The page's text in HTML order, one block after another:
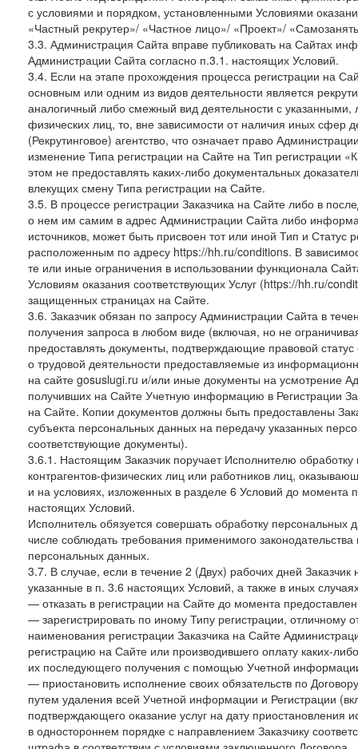
с условиями и порядком, установленными Условиями
«Частный рекрутер»/ «Частное лицо»/ «Проект»/
3.3. Администрация Сайта вправе публиковать на Сайтах
Администрации Сайта согласно п.3.1. настоящих Условий.
3.4. Если на этапе прохождения процесса регистрации на
основным или одним из видов деятельности является
аналогичный либо смежный вид деятельности с
физических лиц, то, вне зависимости от наличия иных сфер
(Рекрутинговое) агентство, что означает право
изменение Типа регистрации на Сайте на Тип регистрации
этом не предоставлять каких-либо документальных
влекущих смену Типа регистрации на Сайте.
3.5. В процессе регистрации Заказчика на Сайте либо в
о нем им самим в адрес Администрации Сайта либо
источников, может быть присвоен тот или иной Тип и
расположенным по адресу https://hh.ru/conditions. В
те или иные ограничения в использовании функционала
Условиям оказания соответствующих Услуг (https://hh.ru/
защищенных страницах на Сайте.
3.6. Заказчик обязан по запросу Администрации Сайта в
получения запроса в любом виде (включая, но не
предоставлять документы, подтверждающие правовой
о трудовой деятельности предоставляемые из
на сайте gosuslugi.ru и/или иные документы на усмотрение
получивших на Сайте Учетную информацию в Регистрации
на Сайте. Копии документов должны быть предоставлены
субъекта персональных данных на передачу указанных
соответствующие документы).
3.6.1. Настоящим Заказчик поручает Исполнителю
контрагентов-физических лиц или работников лиц,
и на условиях, изложенных в разделе 6 Условий до момента
настоящих Условий.
Исполнитель обязуется совершать обработку
числе соблюдать требования применимого
персональных данных.
3.7. В случае, если в течение 2 (Двух) рабочих дней
указанные в п. 3.6 настоящих Условий, а также в иных
— отказать в регистрации на Сайте до момента
— зарегистрировать по иному Типу регистрации, отличному
наименования регистрации Заказчика на Сайте
регистрацию на Сайте или производившего оплату каких-
их последующего получения с помощью Учетной
— приостановить исполнение своих обязательств по
путем удаления всей Учетной информации и Регистрации
подтверждающего оказание услуг на дату приостановления
в одностороннем порядке с направлением Заказчику